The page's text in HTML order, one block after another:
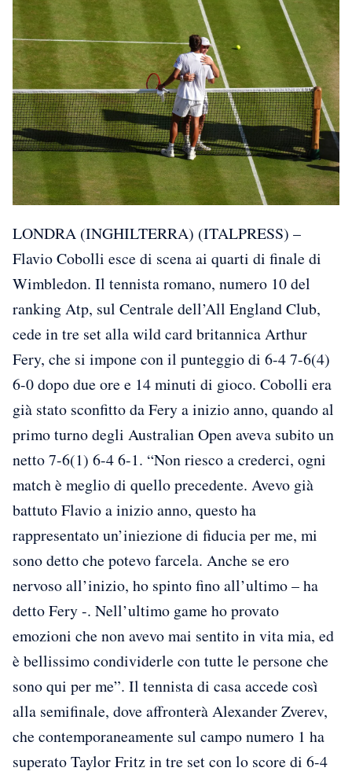
LONDRA (INGHILTERRA) (ITALPRESS) –
Flavio Cobolli esce di scena ai quarti di finale di
Wimbledon. Il tennista romano, numero 10 del
ranking Atp, sul Centrale dell’All England Club,
cede in tre set alla wild card britannica Arthur
Fery, che si impone con il punteggio di 6-4 7-6(4)
6-0 dopo due ore e 14 minuti di gioco. Cobolli era
già stato sconfitto da Fery a inizio anno, quando al
primo turno degli Australian Open aveva subito un
netto 7-6(1) 6-4 6-1. “Non riesco a crederci, ogni
match è meglio di quello precedente. Avevo già
battuto Flavio a inizio anno, questo ha
rappresentato un’iniezione di fiducia per me, mi
sono detto che potevo farcela. Anche se ero
nervoso all’inizio, ho spinto fino all’ultimo – ha
detto Fery -. Nell’ultimo game ho provato
emozioni che non avevo mai sentito in vita mia, ed
è bellissimo condividerle con tutte le persone che
sono qui per me”. Il tennista di casa accede così
alla semifinale, dove affronterà Alexander Zverev,
che contemporaneamente sul campo numero 1 ha
superato Taylor Fritz in tre set con lo score di 6-4